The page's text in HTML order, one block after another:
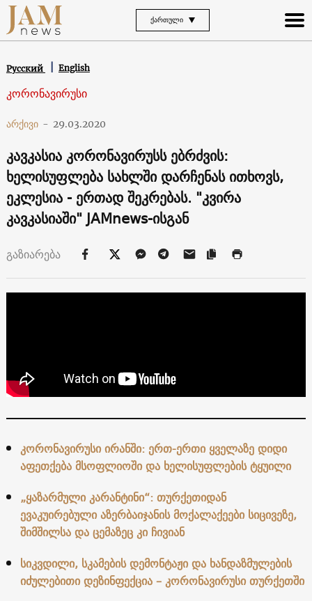
ᲥᲐᲠᲗᲣᲚᲘ
Русский English
კორონავირუსი
არქივი - 29.03.2020
კავკასია კორონავირუსს ებრძვის:
ხელისუფლება სახლში დარჩენას ითხოვს,
ეკლესია - ერთად შეკრებას. "კვირა
კავკასიაში" JAMnews-ისგან
გაზიარება
კორონავირუსი ირანში: ერთ-ერთი ყველაზე დიდი
აფეთქება მსოფლიოში და ხელისუფლების ტყუილი
„ყაზარმული კარანტინი“: თურქეთიდან
ევაკუირებული აზერბაიჯანის მოქალაქეები სიცივეზე,
შიმშილსა და ცემაზეც კი ჩივიან
სიკვდილი, სკამების დემონტაჟი და ხანდაზმულების
იძულებითი დეზინფექცია – კორონავირუსი თურქეთში